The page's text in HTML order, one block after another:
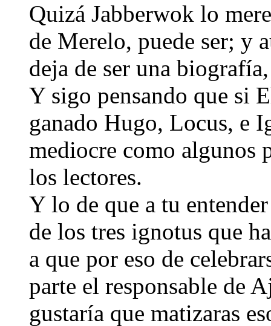
Quizá Jabberwok lo
de Merelo, puede ser; y
deja de ser una
Y sigo pensando que si
ganado Hugo, Locus, e
mediocre como algunos
los lectores.
Y lo de que a tu
de los tres ignotus que
a que por eso de
parte el responsable de
gustaría que matizaras